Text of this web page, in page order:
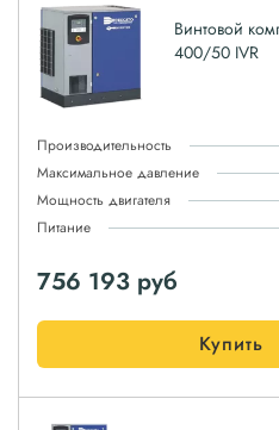
Винтовой
400/50 IVR
Производительность
Максимальное давление
Мощность двигателя
Питание
756 193 руб
Купить